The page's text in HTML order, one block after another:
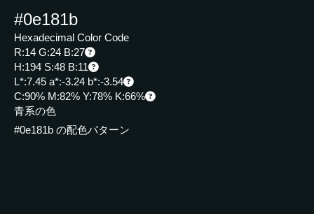
#0e181b
Hexadecimal Color Code
R:14 G:24 B:27
H:194 S:48 B:11
L*:7.45 a*:-3.24 b*:-3.54
C:90% M:82% Y:78% K:66%
青系の色
#0e181b の配色パターン